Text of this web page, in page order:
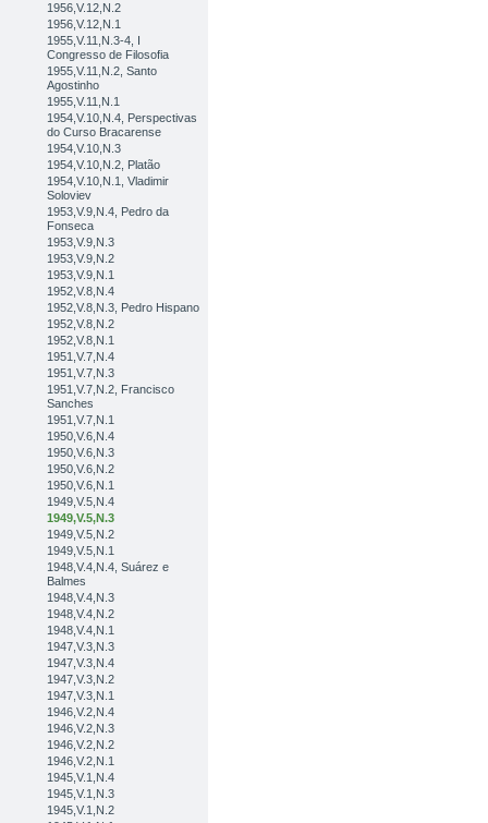
1956,V.12,N.2
1956,V.12,N.1
1955,V.11,N.3-4, I
Congresso de Filosofia
1955,V.11,N.2, Santo
Agostinho
1955,V.11,N.1
1954,V.10,N.4, Perspectivas
do Curso Bracarense
1954,V.10,N.3
1954,V.10,N.2, Platão
1954,V.10,N.1, Vladimir
Soloviev
1953,V.9,N.4, Pedro da
Fonseca
1953,V.9,N.3
1953,V.9,N.2
1953,V.9,N.1
1952,V.8,N.4
1952,V.8,N.3, Pedro Hispano
1952,V.8,N.2
1952,V.8,N.1
1951,V.7,N.4
1951,V.7,N.3
1951,V.7,N.2, Francisco
Sanches
1951,V.7,N.1
1950,V.6,N.4
1950,V.6,N.3
1950,V.6,N.2
1950,V.6,N.1
1949,V.5,N.4
1949,V.5,N.3
1949,V.5,N.2
1949,V.5,N.1
1948,V.4,N.4, Suárez e
Balmes
1948,V.4,N.3
1948,V.4,N.2
1948,V.4,N.1
1947,V.3,N.3
1947,V.3,N.4
1947,V.3,N.2
1947,V.3,N.1
1946,V.2,N.4
1946,V.2,N.3
1946,V.2,N.2
1946,V.2,N.1
1945,V.1,N.4
1945,V.1,N.3
1945,V.1,N.2